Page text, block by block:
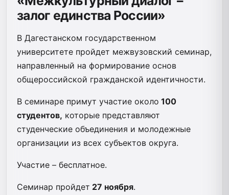
залог единства России»
В Дагестанском государственном
университете пройдет межвузовский семинар,
направленный на формирование основ
общероссийской гражданской идентичности.
В семинаре примут участие около 100
студентов, которые представляют
студенческие объединения и молодежные
организации из всех субъектов округа.
Участие – бесплатное.
Семинар пройдет 27 ноября.